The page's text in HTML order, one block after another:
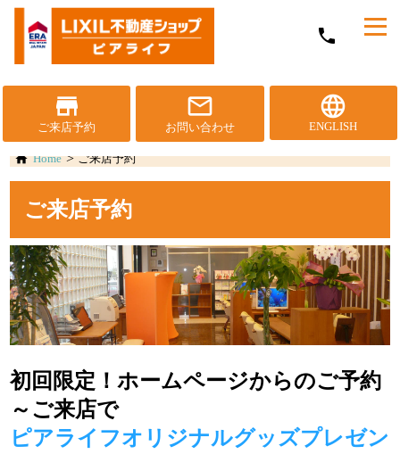
phone
メ
ニ
く
store
ご来店予約
mail_outline
お問い合わせ
language
ENGLISH
Home ご来店予約
ご来店予約
初回限定！ホームページからのご予約
～ご来店で
ピアライフオリジナルグッズプレゼン